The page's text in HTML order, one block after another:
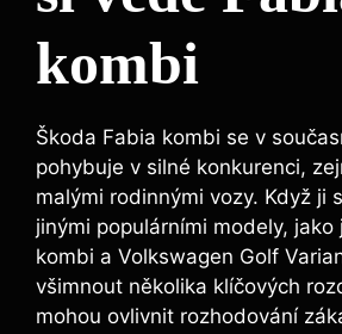
kombi
Škoda Fabia kombi se v
pohybuje v silné konkurenci,
malými rodinnými vozy. Když ji
jinými populárními modely, jako
kombi a Volkswagen Golf
všimnout několika klíčových
mohou ovlivnit rozhodování